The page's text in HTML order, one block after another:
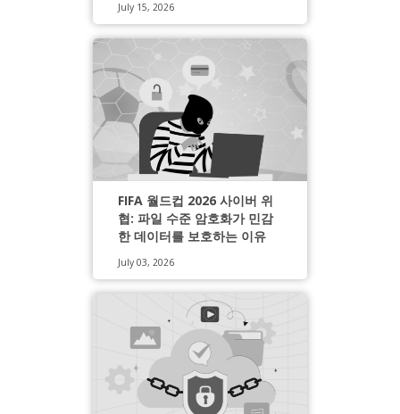
July 15, 2026
FIFA 월드컵 2026 사이버 위
협: 파일 수준 암호화가 민감
한 데이터를 보호하는 이유
July 03, 2026